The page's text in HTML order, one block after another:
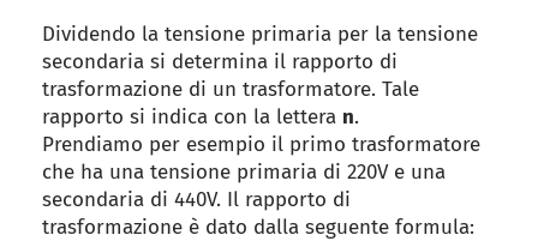
Dividendo la tensione primaria per la tensione
secondaria si determina il rapporto di
trasformazione di un trasformatore. Tale
rapporto si indica con la lettera n.
Prendiamo per esempio il primo trasformatore
che ha una tensione primaria di 220V e una
secondaria di 440V. Il rapporto di
trasformazione è dato dalla seguente formula: